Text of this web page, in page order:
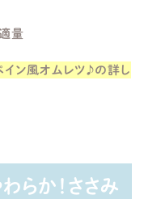
量
イン風オムレツ♪の詳し
らか！ささみ